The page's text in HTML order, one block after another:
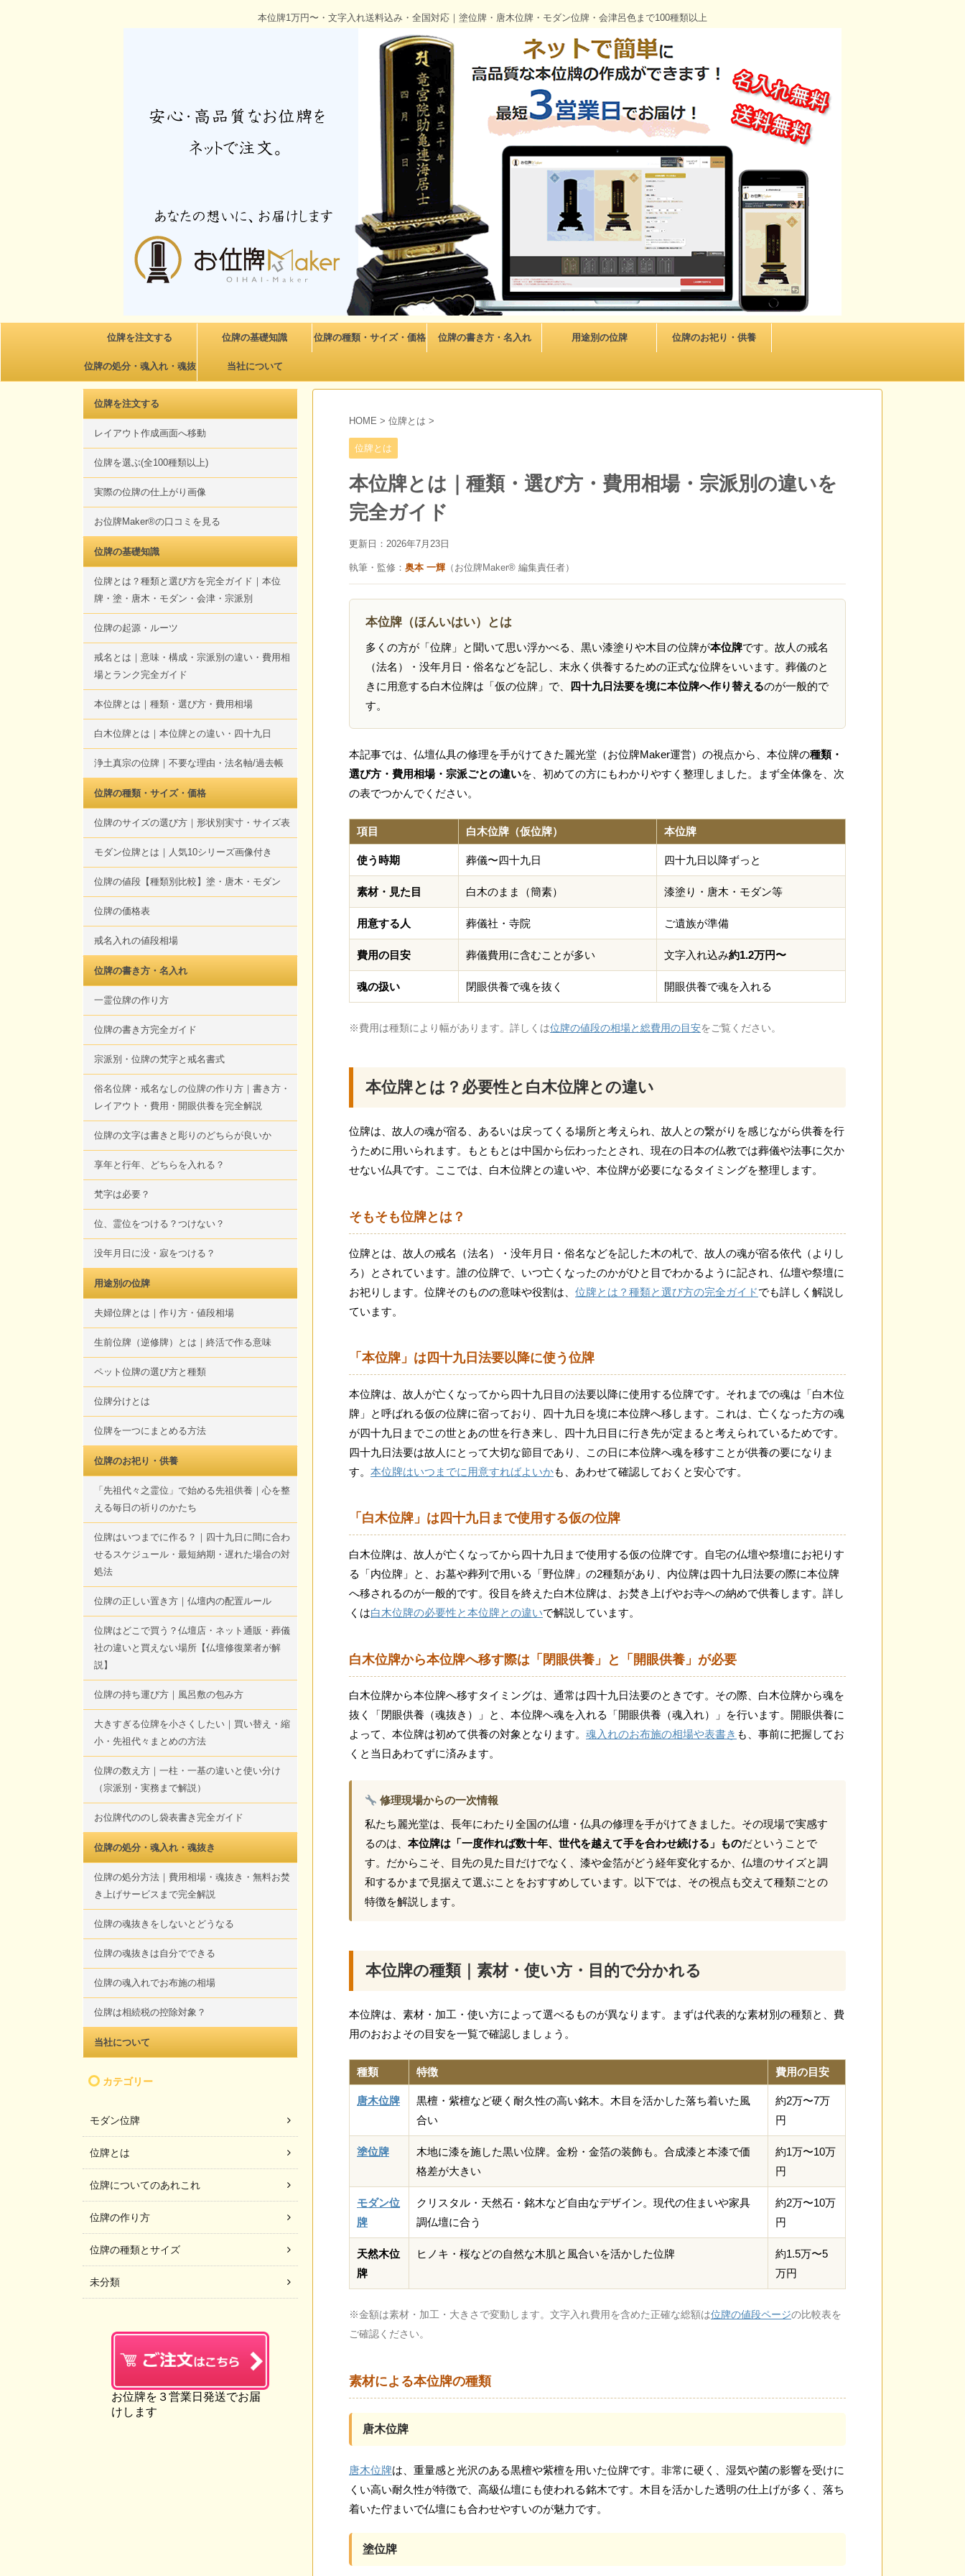
本位牌1万円〜・文字入れ送料込み・全国対応｜塗位牌・唐木位牌・モダン位牌・会津呂色まで100種類以上
位牌を注文する 位牌の基礎知識 位牌の種類・サイズ・価格 位牌の書き方・名入れ 用途別の位牌 位牌のお祀り・供養
位牌の処分・魂入れ・魂抜 当社について
HOME > 位牌とは >
位牌とは
本位牌とは｜種類・選び方・費用相場・宗派別の違いを
完全ガイド
更新日： 2026年7月23日
執筆・監修： 奥本 一輝 （お位牌Maker® 編集責任者）
本位牌（ほんいはい）とは
多くの方が「位牌」と聞いて思い浮かべる、黒い漆塗りや木目の位牌が本位牌です。故人の戒名
（法名）・没年月日・俗名などを記し、末永く供養するための正式な位牌をいいます。葬儀のと
きに用意する白木位牌は「仮の位牌」で、
四十九日法要を境に本位牌へ作り替えるのが一般的で
す。
本記事では、仏壇仏具の修理を手がけてきた麗光堂（お位牌Maker運営）の視点から、本位牌の種類・
選び方・費用相場・宗派ごとの違いを、初めての方にもわかりやすく整理しました。まず全体像を、次
の表でつかんでください。
項目 白木位牌（仮位牌） 本位牌
使う時期 葬儀〜四十九日 四十九日以降ずっと
素材・見た目 白木のまま（簡素） 漆塗り・唐木・モダン等
用意する人 葬儀社・寺院 ご遺族が準備
費用の目安 葬儀費用に含むことが多い 文字入れ込み約1.2万円〜
魂の扱い 閉眼供養で魂を抜く 開眼供養で魂を入れる
※費用は種類により幅があります。詳しくは位牌の値段の相場と総費用の目安をご覧ください。
本位牌とは？必要性と白木位牌との違い
位牌は、故人の魂が宿る、あるいは戻ってくる場所と考えられ、故人との繋がりを感じながら供養を行
うために用いられます。もともとは中国から伝わったとされ、現在の日本の仏教では葬儀や法事に欠か
せない仏具です。ここでは、白木位牌との違いや、本位牌が必要になるタイミングを整理します。
そもそも位牌とは？
位牌とは、故人の戒名（法名）・没年月日・俗名などを記した木の札で、故人の魂が宿る依代（よりし
ろ）とされています。誰の位牌で、いつ亡くなったのかがひと目でわかるように記され、仏壇や祭壇に
お祀りします。位牌そのものの意味や役割は、 位牌とは？種類と選び方の完全ガイドでも詳しく解説し
ています。
「本位牌」は四十九日法要以降に使う位牌
本位牌は、故人が亡くなってから四十九日目の法要以降に使用する位牌です。それまでの魂は「白木位
牌」と呼ばれる仮の位牌に宿っており、四十九日を境に本位牌へ移します。これは、亡くなった方の魂
が四十九日までこの世とあの世を行き来し、四十九日目に行き先が定まると考えられているためです。
四十九日法要は故人にとって大切な節目であり、この日に本位牌へ魂を移すことが供養の要になりま
す。 本位牌はいつまでに用意すればよいかも、あわせて確認しておくと安心です。
「白木位牌」は四十九日まで使用する仮の位牌
白木位牌は、故人が亡くなってから四十九日まで使用する仮の位牌です。自宅の仏壇や祭壇にお祀りす
る「内位牌」と、お墓や葬列で用いる「野位牌」の2種類があり、内位牌は四十九日法要の際に本位牌
へ移されるのが一般的です。役目を終えた白木位牌は、お焚き上げやお寺への納めで供養します。詳し
くは白木位牌の必要性と本位牌との違いで解説しています。
白木位牌から本位牌へ移す際は「閉眼供養」と「開眼供養」が必要
白木位牌から本位牌へ移すタイミングは、通常は四十九日法要のときです。その際、白木位牌から魂を
抜く「閉眼供養（魂抜き）」と、本位牌へ魂を入れる「開眼供養（魂入れ）」を行います。開眼供養に
よって、本位牌は初めて供養の対象となります。 魂入れのお布施の相場や表書き も、事前に把握してお
くと当日あわてずに済みます。
修理現場からの一次情報
私たち麗光堂は、長年にわたり全国の仏壇・仏具の修理を手がけてきました。その現場で実感す
るのは、 本位牌は「一度作れば数十年、世代を越えて手を合わせ続ける」ものだということで
す。だからこそ、目先の見た目だけでなく、漆や金箔がどう経年変化するか、仏壇のサイズと調
和するかまで見据えて選ぶことをおすすめしています。以下では、その視点も交えて種類ごとの
特徴を解説します。
本位牌の種類｜素材・使い方・目的で分かれる
本位牌は、素材・加工・使い方によって選べるものが異なります。まずは代表的な素材別の種類と、費
用のおおよその目安を一覧で確認しましょう。
種類 特徴 費用の目安
唐木位牌
黒檀・紫檀など硬く耐久性の高い銘木。木目を活かした落ち着いた風
合い
約2万〜7万
円
塗位牌
木地に漆を施した黒い位牌。金粉・金箔の装飾も。合成漆と本漆で価
格差が大きい
約1万〜10万
円
モダン位
牌
クリスタル・天然石・銘木など自由なデザイン。現代の住まいや家具
調仏壇に合う
約2万〜10万
円
天然木位
牌
ヒノキ・桜などの自然な木肌と風合いを活かした位牌
約1.5万〜5
万円
※金額は素材・加工・大きさで変動します。文字入れ費用を含めた正確な総額は位牌の値段ページの比較表を
ご確認ください。
素材による本位牌の種類
唐木位牌
唐木位牌は、重量感と光沢のある黒檀や紫檀を用いた位牌です。非常に硬く、湿気や菌の影響を受けに
くい高い耐久性が特徴で、高級仏壇にも使われる銘木です。木目を活かした透明の仕上げが多く、落ち
着いた佇まいで仏壇にも合わせやすいのが魅力です。
塗位牌
位牌を注文する
レイアウト作成画面へ移動
位牌を選ぶ(全100種類以上)
実際の位牌の仕上がり画像
お位牌Maker®の口コミを見る
位牌の基礎知識
位牌とは？種類と選び方を完全ガイド｜本位
牌・塗・唐木・モダン・会津・宗派別
位牌の起源・ルーツ
戒名とは｜意味・構成・宗派別の違い・費用相
場とランク完全ガイド
本位牌とは｜種類・選び方・費用相場
白木位牌とは｜本位牌との違い・四十九日
浄土真宗の位牌｜不要な理由・法名軸/過去帳
位牌の種類・サイズ・価格
位牌のサイズの選び方｜形状別実寸・サイズ表
モダン位牌とは｜人気10シリーズ画像付き
位牌の値段【種類別比較】塗・唐木・モダン
位牌の価格表
戒名入れの値段相場
位牌の書き方・名入れ
一霊位牌の作り方
位牌の書き方完全ガイド
宗派別・位牌の梵字と戒名書式
俗名位牌・戒名なしの位牌の作り方｜書き方・
レイアウト・費用・開眼供養を完全解説
位牌の文字は書きと彫りのどちらが良いか
享年と行年、どちらを入れる？
梵字は必要？
位、霊位をつける？つけない？
没年月日に没・寂をつける？
用途別の位牌
夫婦位牌とは｜作り方・値段相場
生前位牌（逆修牌）とは｜終活で作る意味
ペット位牌の選び方と種類
位牌分けとは
位牌を一つにまとめる方法
位牌のお祀り・供養
「先祖代々之霊位」で始める先祖供養｜心を整
える毎日の祈りのかたち
位牌はいつまでに作る？｜四十九日に間に合わ
せるスケジュール・最短納期・遅れた場合の対
処法
位牌の正しい置き方｜仏壇内の配置ルール
位牌はどこで買う？仏壇店・ネット通販・葬儀
社の違いと買えない場所【仏壇修復業者が解
説】
位牌の持ち運び方｜風呂敷の包み方
大きすぎる位牌を小さくしたい｜買い替え・縮
小・先祖代々まとめの方法
位牌の数え方｜一柱・一基の違いと使い分け
（宗派別・実務まで解説）
お位牌代ののし袋表書き完全ガイド
位牌の処分・魂入れ・魂抜き
位牌の処分方法｜費用相場・魂抜き・無料お焚
き上げサービスまで完全解説
位牌の魂抜きをしないとどうなる
位牌の魂抜きは自分でできる
位牌の魂入れでお布施の相場
位牌は相続税の控除対象？
当社について
カテゴリー
モダン位牌
位牌とは
位牌についてのあれこれ
位牌の作り方
位牌の種類とサイズ
未分類
お位牌を３営業日発送でお届
けします